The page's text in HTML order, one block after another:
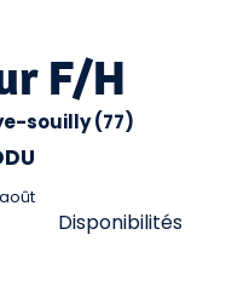
F/H
souilly (77)
Disponibilités